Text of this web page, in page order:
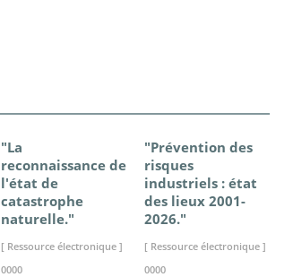
"La
reconnaissance de
l'état de
catastrophe
naturelle."
[ Ressource électronique ]
0000
"Prévention des
risques
industriels : état
des lieux 2001-
2026."
[ Ressource électronique ]
0000